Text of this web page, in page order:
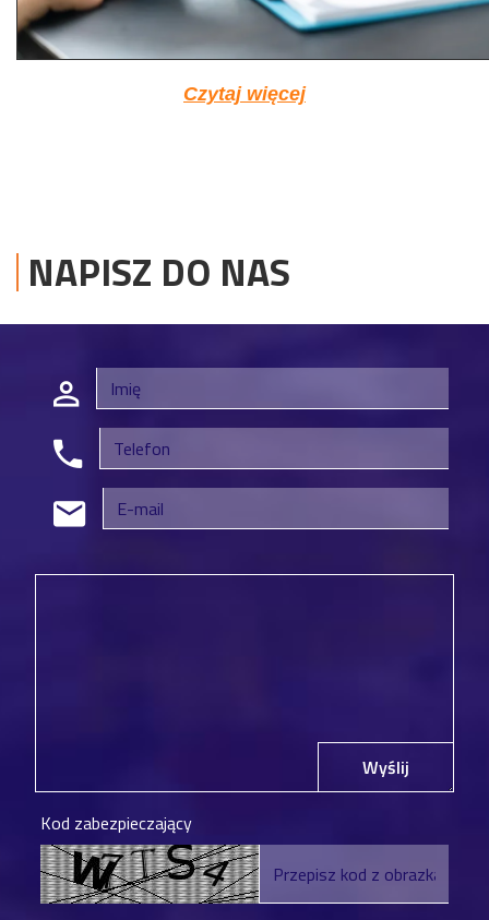
Czytaj więcej
NAPISZ DO NAS
Wyślij
Kod zabezpieczający